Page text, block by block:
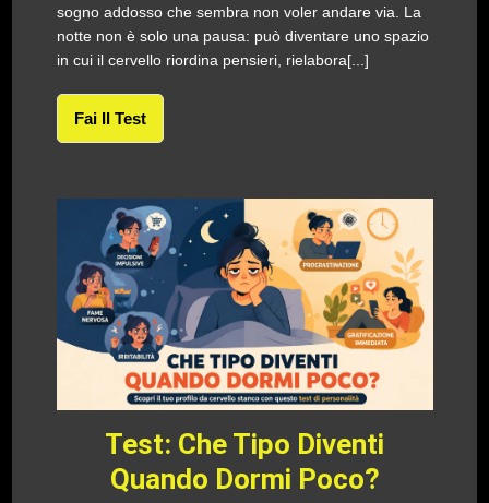
sogno addosso che sembra non voler andare via. La
notte non è solo una pausa: può diventare uno spazio
in cui il cervello riordina pensieri, rielabora[...]
Fai Il Test
Test: Che Tipo Diventi
Quando Dormi Poco?